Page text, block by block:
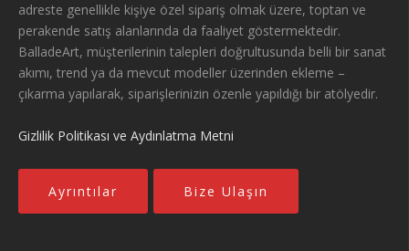
adreste genellikle kişiye özel sipariş olmak üzere, toptan ve
perakende satış alanlarında da faaliyet göstermektedir.
BalladeArt, müşterilerinin talepleri doğrultusunda belli bir sanat
akımı, trend ya da mevcut modeller üzerinden ekleme –
çıkarma yapılarak, siparişlerinizin özenle yapıldığı bir atölyedir.
Gizlilik Politikası ve Aydınlatma Metni
Ayrıntılar Bize Ulaşın